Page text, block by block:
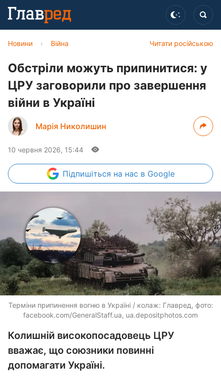
Читати російською
Новини › Війна
Обстріли можуть припинитися: у
ЦРУ заговорили про завершення
війни в Україні
Марія Николишин
10 червня 2026, 15:44
Підпишіться на нас в Google
Терміни припинення вогню в Україні / колаж: Главред, фото:
facebook.com/GeneralStaff.ua, ua.depositphotos.com
Колишній високопосадовець ЦРУ
вважає, що союзники повинні
допомагати Україні.